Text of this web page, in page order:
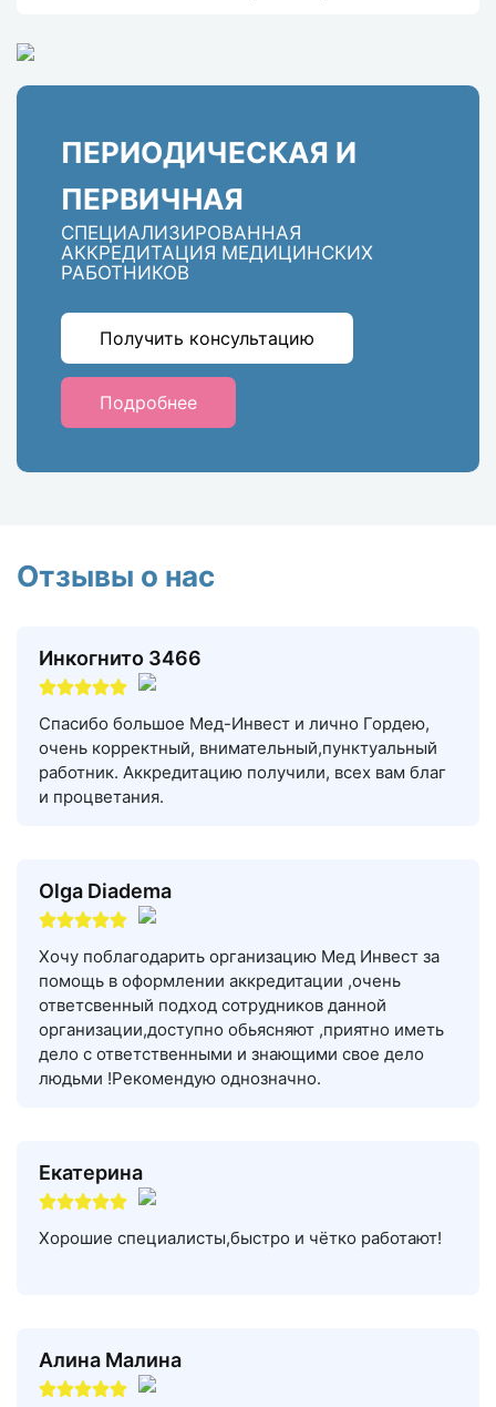
ПЕРИОДИЧЕСКАЯ И
ПЕРВИЧНАЯ
СПЕЦИАЛИЗИРОВАННАЯ
АККРЕДИТАЦИЯ МЕДИЦИНСКИХ
РАБОТНИКОВ
Получить консультацию
Подробнее
Отзывы о нас
Инкогнито 3466
Спасибо большое Мед-Инвест и лично Гордею,
очень корректный, внимательный,пунктуальный
работник. Аккредитацию получили, всех вам благ
и процветания.
Olga Diadema
Хочу поблагодарить организацию Мед Инвест за
помощь в оформлении аккредитации ,очень
ответсвенный подход сотрудников данной
организации,доступно обьясняют ,приятно иметь
дело с ответственными и знающими свое дело
людьми !Рекомендую однозначно.
Екатерина
Хорошие специалисты,быстро и чётко работают!
Алина Малина